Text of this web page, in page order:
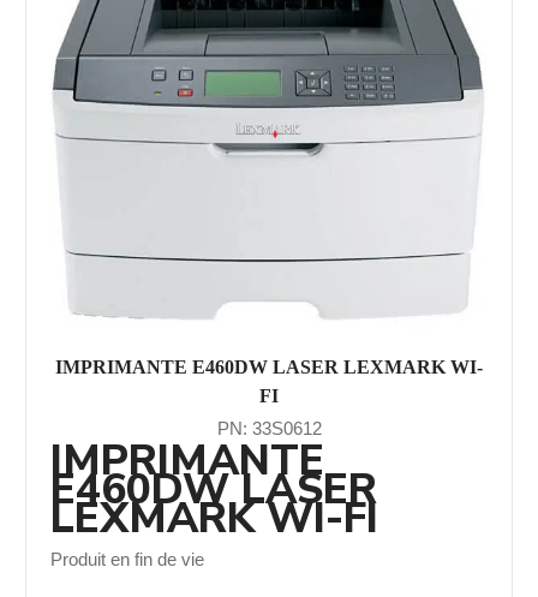
IMPRIMANTE E460DW LASER LEXMARK WI-
FI
PN: 33S0612
IMPRIMANTE
E460DW LASER
LEXMARK WI-FI
Produit en fin de vie